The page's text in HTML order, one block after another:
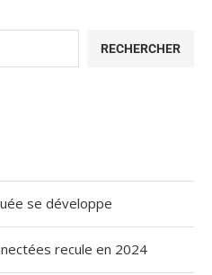
RECHERCHER
se développe
recule en 2024